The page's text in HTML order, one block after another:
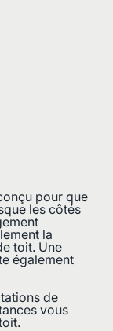
pour que
les côtés
la
toit. Une
également
de
vous